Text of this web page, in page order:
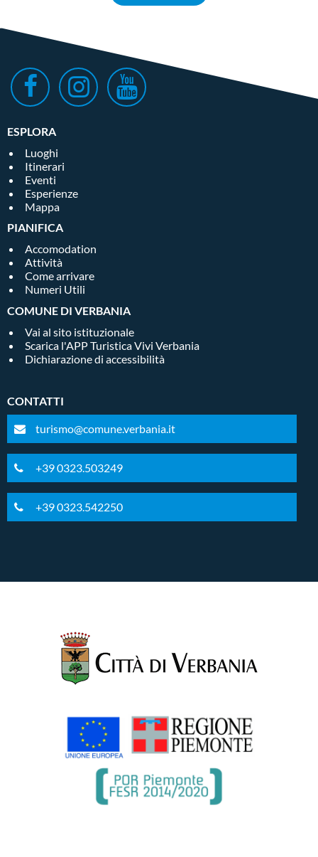
ESPLORA
Luoghi
Itinerari
Eventi
Esperienze
Mappa
PIANIFICA
Accomodation
Attività
Come arrivare
Numeri Utili
COMUNE DI VERBANIA
Vai al sito istituzionale
Scarica l'APP Turistica Vivi Verbania
Dichiarazione di accessibilità
CONTATTI
turismo@comune.verbania.it
+39 0323.503249
+39 0323.542250